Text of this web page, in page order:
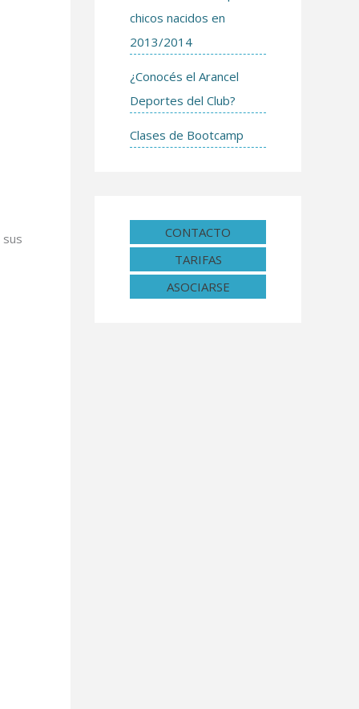
chicos nacidos en
2013/2014
¿Conocés el Arancel
Deportes del Club?
Clases de Bootcamp
CONTACTO
TARIFAS
ASOCIARSE